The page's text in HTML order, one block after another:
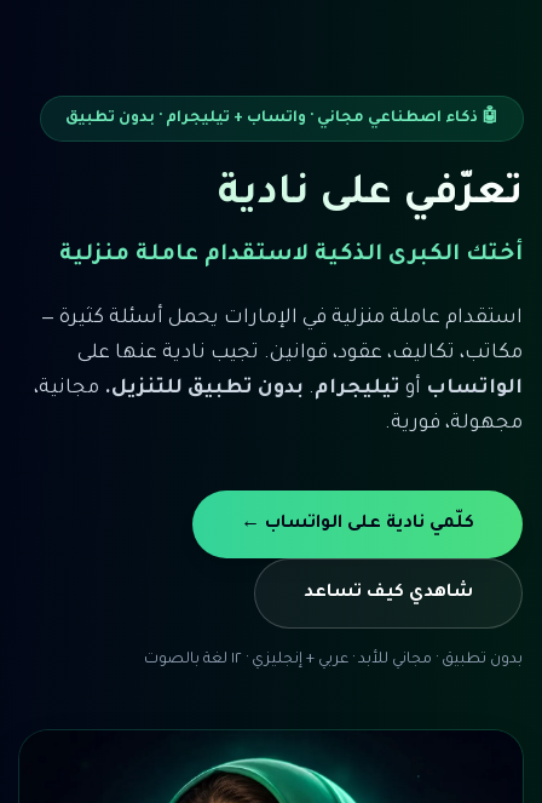
🤖 ذكاء اصطناعي مجاني · واتساب + تيليجرام · بدون تطبيق
تعرّفي على نادية
أختك الكبرى الذكية لاستقدام عاملة منزلية
استقدام عاملة منزلية في الإمارات يحمل أسئلة كثيرة —
مكاتب، تكاليف، عقود، قوانين. تجيب نادية عنها على
الواتساب أو تيليجرام. بدون تطبيق للتنزيل. مجانية،
مجهولة، فورية.
كلّمي نادية على الواتساب ←
شاهدي كيف تساعد
بدون تطبيق · مجاني للأبد · عربي + إنجليزي · ١٢ لغة بالصوت